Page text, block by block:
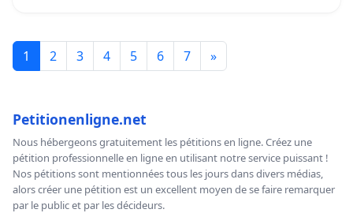
1 2 3 4 5 6 7 »
Petitionenligne.net
Nous hébergeons gratuitement les pétitions en ligne. Créez une
pétition professionnelle en ligne en utilisant notre service puissant !
Nos pétitions sont mentionnées tous les jours dans divers médias,
alors créer une pétition est un excellent moyen de se faire remarquer
par le public et par les décideurs.